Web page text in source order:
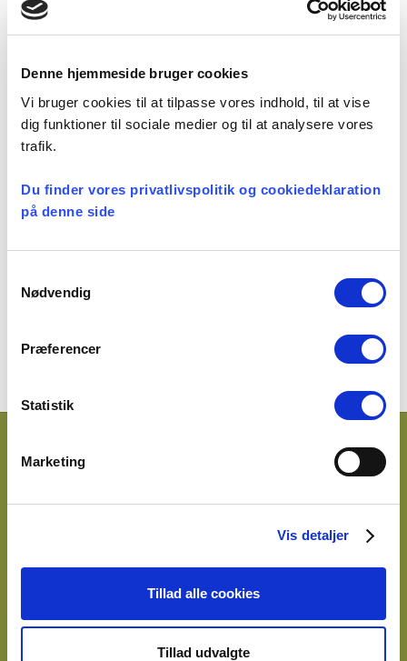
Denne hjemmeside bruger cookies
Vi bruger cookies til at tilpasse vores indhold, til at vise
dig funktioner til sociale medier og til at analysere vores
trafik.
Du finder vores privatlivspolitik og cookiedeklaration
på denne side
Nødvendig
Præferencer
Statistik
Marketing
Vis detaljer
Tillad alle cookies
Tillad udvalgte
Opret login her|Glemt password?
Præsteforeningen, kan du oprette login
til hjemmesiden her
Kontakt
Præsteforeningen
E-mail:ddp@praesteforening.dk